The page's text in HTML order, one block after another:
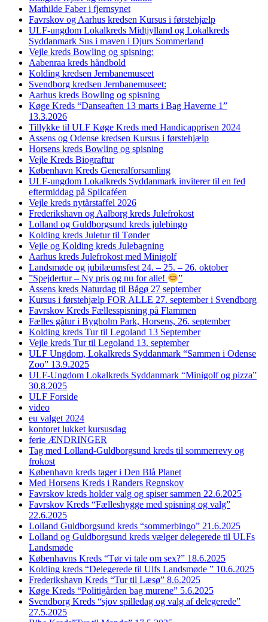
Mathilde Faber i fjernsynet
Favrskov og Aarhus kredsen Kursus i førstehjælp
ULF-ungdom Lokalkreds Midtjylland og Lokalkreds
Syddanmark Sus i maven i Djurs Sommerland
Vejle kreds Bowling og spisning:
Aabenraa kreds håndbold
Kolding kredsen Jernbanemuseet
Svendborg kredsen Jernbanemuseet:
Aarhus kreds Bowling og spisning
Køge Kreds “Danseaften 13 marts i Bag Haverne 1”
13.3.2026
Tillykke til ULF Køge Kreds med Handicapprisen 2024
Assens og Odense kredsen Kursus i førstehjælp
Horsens kreds Bowling og spisning
Vejle Kreds Biograftur
København Kreds Generalforsamling
ULF-ungdom Lokalkreds Syddanmark inviterer til en fed
eftermiddag på Spilcaféen
Vejle kreds nytårstaffel 2026
Frederikshavn og Aalborg kreds Julefrokost
Lolland og Guldborgsund kreds julebingo
Kolding kreds Juletur til Tønder
Vejle og Kolding kreds Julebagning
Aarhus kreds Julefrokost med Minigolf
Landsmøde og jubilæumsfest 24. – 25. – 26. oktober
”Spejdertur – Ny pris og nu for alle!
”
Assens kreds Naturdag til Bågø 27 september
Kursus i førstehjælp FOR ALLE 27. september i Svendborg
Favrskov Kreds Fællesspisning på Flammen
Fælles gåtur i Bygholm Park, Horsens, 26. september
Kolding kreds Tur til Legoland 13 September
Vejle kreds Tur til Legoland 13. september
ULF Ungdom, Lokalkreds Syddanmark “Sammen i Odense
Zoo” 13.9.2025
ULF-Ungdom Lokalkreds Syddanmark “Minigolf og pizza”
30.8.2025
ULF Forside
video
eu valget 2024
kontoret lukket kursusdag
ferie ÆNDRINGER
Tag med Lolland-Guldborgsund kreds til sommerrevy og
frokost
København kreds tager i Den Blå Planet
Med Horsens Kreds i Randers Regnskov
Favrskov kreds holder valg og spiser sammen 22.6.2025
Favrskov Kreds “Fælleshygge med spisning og valg”
22.6.2025
Lolland Guldborgsund kreds “sommerbingo” 21.6.2025
Lolland og Guldborgsund kreds vælger delegerede til ULFs
Landsmøde
Københavns Kreds “Tør vi tale om sex?” 18.6.2025
Kolding kreds “Delegerede til Ulfs Landsmøde ” 10.6.2025
Frederikshavn Kreds “Tur til Læsø” 8.6.2025
Køge Kreds “Politigården bag murene” 5.6.2025
Svendborg Kreds “sjov spilledag og valg af delegerede”
27.5.2025